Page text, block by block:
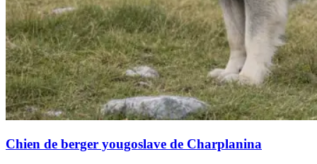
Chien de berger yougoslave de Charplanina